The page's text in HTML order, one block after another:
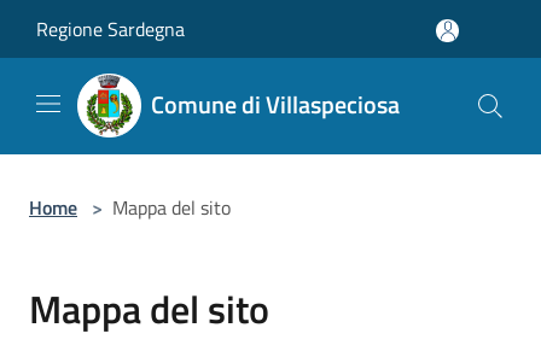
Regione Sardegna
Comune di Villaspeciosa
Home > Mappa del sito
Mappa del sito